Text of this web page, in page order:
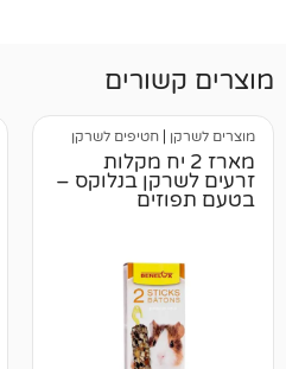
לשרקן
מקלות
בנלוקס –
מוצרים לארנב
למכרסמים
מקלות זרעים
לארנב